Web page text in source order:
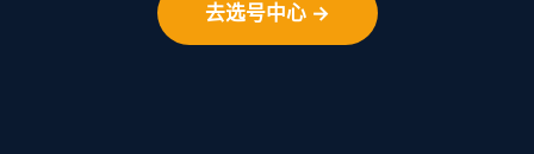
去选号中心 →